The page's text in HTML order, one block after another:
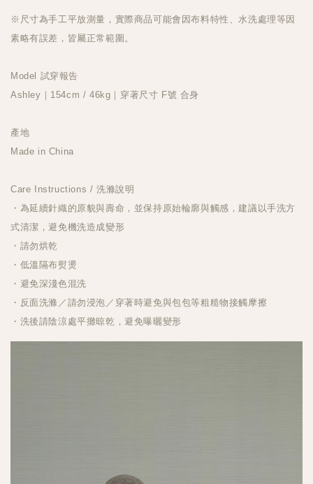
※尺寸為手工平放測量，實際商品可能會因布料特性、水洗處理等因
素略有誤差，皆屬正常範圍。
Model 試穿報告
Ashley｜154cm / 46kg｜穿著尺寸 F號 合身
產地
Made in China
Care Instructions / 洗滌說明
・為延續針織的原貌與壽命，並保持原始輪廓與觸感，建議以手洗方
式清潔，避免機洗造成變形
・請勿烘乾
・低溫隔布熨燙
・避免深淺色混洗
・反面洗滌／請勿浸泡／穿著時避免與包包等粗糙物接觸摩擦
・洗後請陰涼處平攤晾乾，避免曝曬變形